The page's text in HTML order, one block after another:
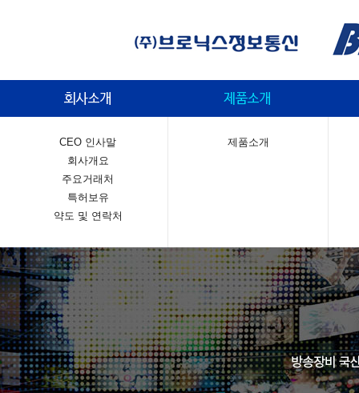
CEO 인사말
회사개요
주요거래처
특허보유
약도 및 연락처
제품소개